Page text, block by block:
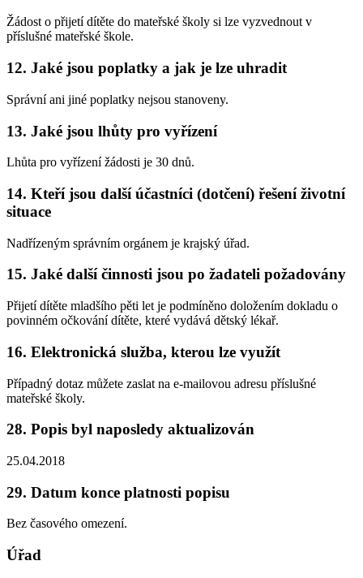
Žádost o přijetí dítěte do mateřské školy si lze vyzvednout v
příslušné mateřské škole.
12. Jaké jsou poplatky a jak je lze uhradit
Správní ani jiné poplatky nejsou stanoveny.
13. Jaké jsou lhůty pro vyřízení
Lhůta pro vyřízení žádosti je 30 dnů.
14. Kteří jsou další účastníci (dotčení) řešení životní
situace
Nadřízeným správním orgánem je krajský úřad.
15. Jaké další činnosti jsou po žadateli požadovány
Přijetí dítěte mladšího pěti let je podmíněno doložením dokladu o
povinném očkování dítěte, které vydává dětský lékař.
16. Elektronická služba, kterou lze využít
Případný dotaz můžete zaslat na e-mailovou adresu příslušné
mateřské školy.
28. Popis byl naposledy aktualizován
25.04.2018
29. Datum konce platnosti popisu
Bez časového omezení.
Úřad